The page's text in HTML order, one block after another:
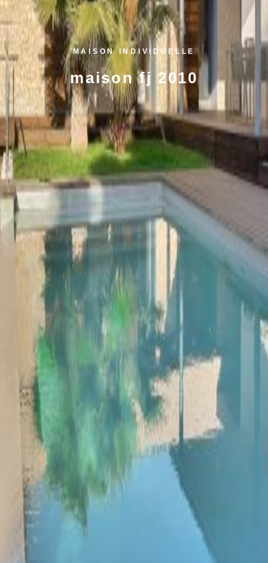
MAISON INDIVIDUELLE
maison fj 2010